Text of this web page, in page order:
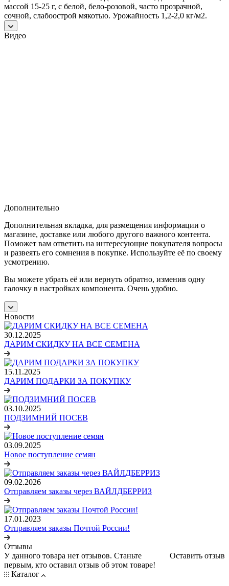
массой 15-25 г, с белой, бело-розовой, часто прозрачной,
сочной, слабоострой мякотью. Урожайность 1,2-2,0 кг/м2.
Видео
Дополнительно
Дополнительная вкладка, для размещения информации о
магазине, доставке или любого другого важного контента.
Поможет вам ответить на интересующие покупателя вопросы
и развеять его сомнения в покупке. Используйте её по своему
усмотрению.
Вы можете убрать её или вернуть обратно, изменив одну
галочку в настройках компонента. Очень удобно.
Новости
30.12.2025
ДАРИМ СКИДКУ НА ВСЕ СЕМЕНА
15.11.2025
ДАРИМ ПОДАРКИ ЗА ПОКУПКУ
03.10.2025
ПОДЗИМНИЙ ПОСЕВ
03.09.2025
Новое поступление семян
09.02.2026
Отправляем заказы через ВАЙЛДБЕРРИЗ
17.01.2023
Отправляем заказы Почтой России!
Отзывы
Оставить отзыв
У данного товара нет отзывов. Станьте
первым, кто оставил отзыв об этом товаре!
Каталог